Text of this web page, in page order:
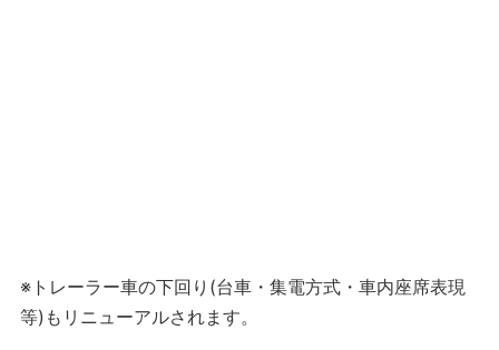
※トレーラー車の下回り(台車・集電方式・車内座席表現
等)もリニューアルされます。